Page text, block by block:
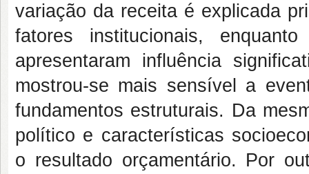
variação da receita é explicada
fatores institucionais,
apresentaram influência
mostrou-se mais sensível a
fundamentos estruturais. Da
político e características
o resultado orçamentário. Por